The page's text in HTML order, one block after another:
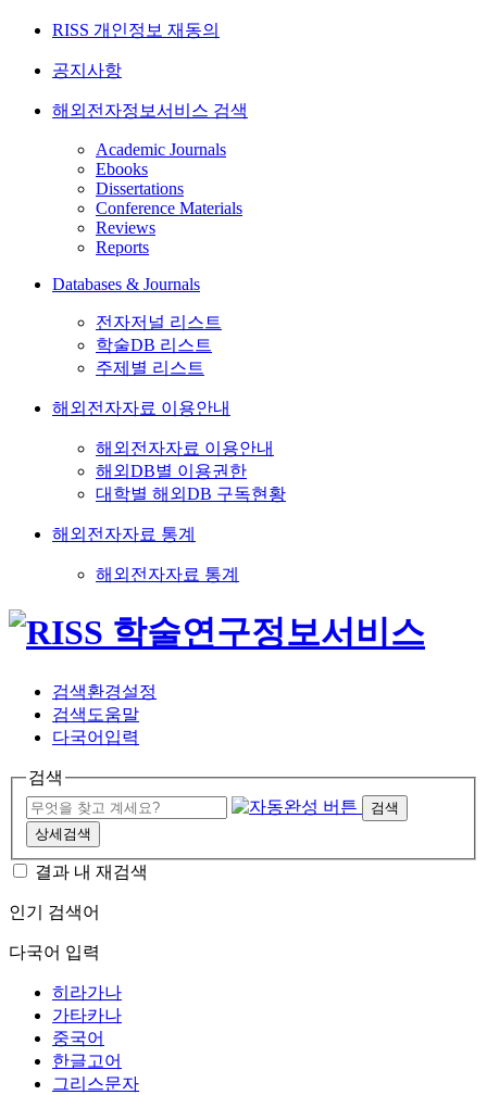
RISS 개인정보 재동의
공지사항
해외전자정보서비스 검색
Academic Journals
Ebooks
Dissertations
Conference Materials
Reviews
Reports
Databases & Journals
전자저널 리스트
학술DB 리스트
주제별 리스트
해외전자자료 이용안내
해외전자자료 이용안내
해외DB별 이용권한
대학별 해외DB 구독현황
해외전자자료 통계
해외전자자료 통계
검색환경설정
검색도움말
다국어입력
검색
검색
상세검색
결과 내 재검색
인기 검색어
다국어 입력
히라가나
가타카나
중국어
한글고어
그리스문자